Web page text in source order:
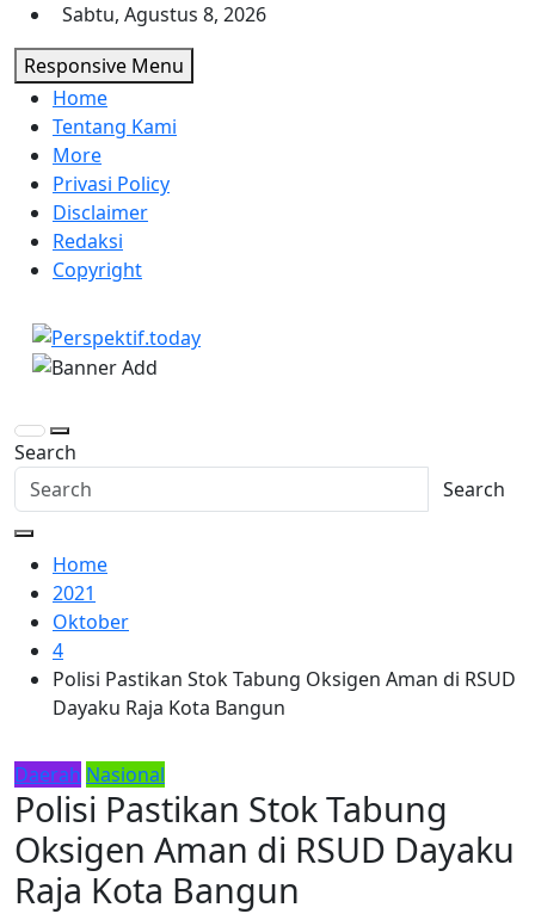
Skip
to
content
Sabtu, Agustus 8, 2026
Responsive Menu
Home
Tentang Kami
More
Privasi Policy
Disclaimer
Redaksi
Copyright
Perspektif.today
Ispiratif Profesional Independen
Search
Search
Home
2021
Oktober
4
Polisi Pastikan Stok Tabung Oksigen Aman di RSUD
Dayaku Raja Kota Bangun
Daerah Nasional
Polisi Pastikan Stok Tabung
Oksigen Aman di RSUD Dayaku
Raja Kota Bangun